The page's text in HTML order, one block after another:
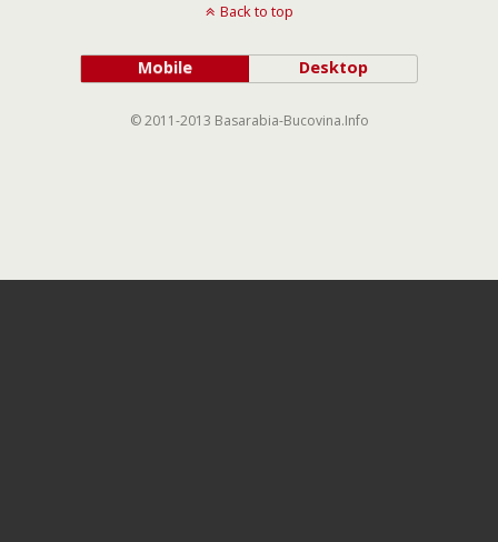
Back to top
Mobile Desktop
© 2011-2013 Basarabia-Bucovina.Info